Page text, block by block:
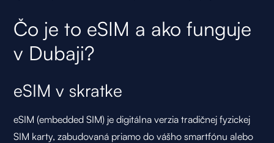
Čo je to eSIM a ako funguje
v Dubaji?
eSIM v skratke
eSIM (embedded SIM) je digitálna verzia tradičnej fyzickej
SIM karty, zabudovaná priamo do vášho smartfónu alebo